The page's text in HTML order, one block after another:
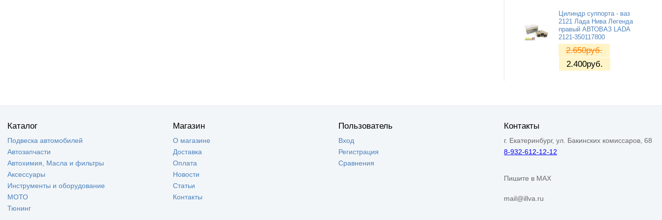
Цилиндр суппорта - ваз
2121 Лада Нива Легенда
правый АВТОВАЗ LADA
2121-350117800
2.650руб.
2.400руб.
Каталог
Подвеска автомобилей
Автозапчасти
Автохимия, Масла и фильтры
Аксессуары
Инструменты и оборудование
МОТО
Тюнинг
Магазин
О магазине
Доставка
Оплата
Новости
Статьи
Контакты
Пользователь
Вход
Регистрация
Сравнения
Контакты
г. Екатеринбург, ул. Бакинских комиссаров, 68
8-932-612-12-12
Пишите в MAX
mail@illva.ru